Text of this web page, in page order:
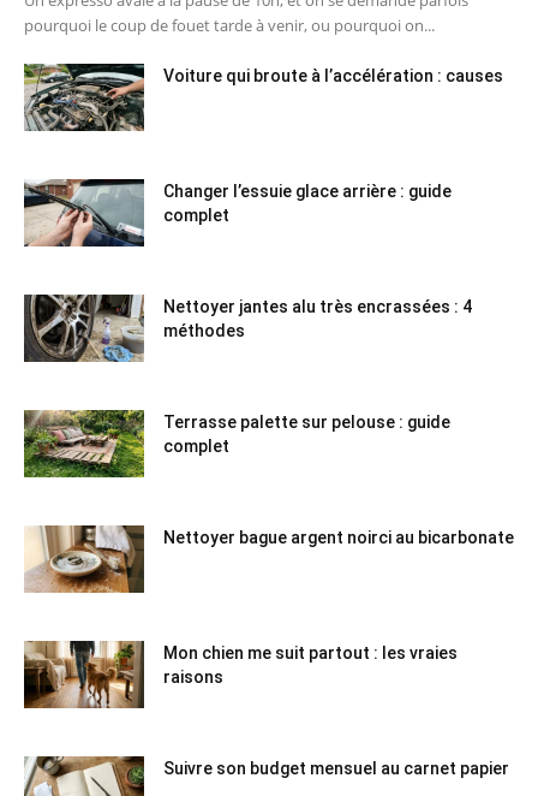
pourquoi le coup de fouet tarde à venir, ou pourquoi on...
Voiture qui broute à l’accélération : causes
Changer l’essuie glace arrière : guide
complet
Nettoyer jantes alu très encrassées : 4
méthodes
Terrasse palette sur pelouse : guide
complet
Nettoyer bague argent noirci au bicarbonate
Mon chien me suit partout : les vraies
raisons
Suivre son budget mensuel au carnet papier